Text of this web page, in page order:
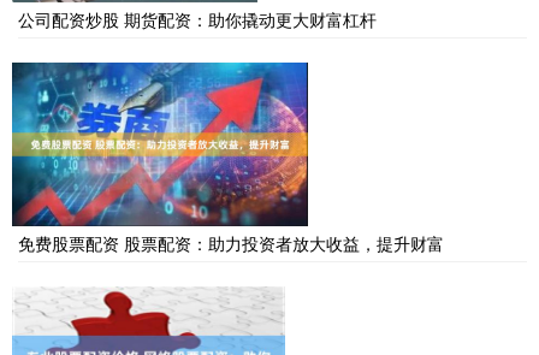
公司配资炒股 期货配资：助你撬动更大财富杠杆
免费股票配资 股票配资：助力投资者放大收益，提升财富